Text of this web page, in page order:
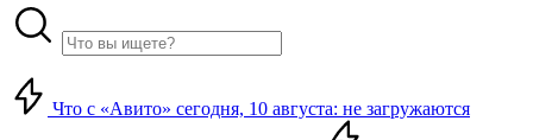
Что с «Авито» сегодня, 10 августа: не загружаются